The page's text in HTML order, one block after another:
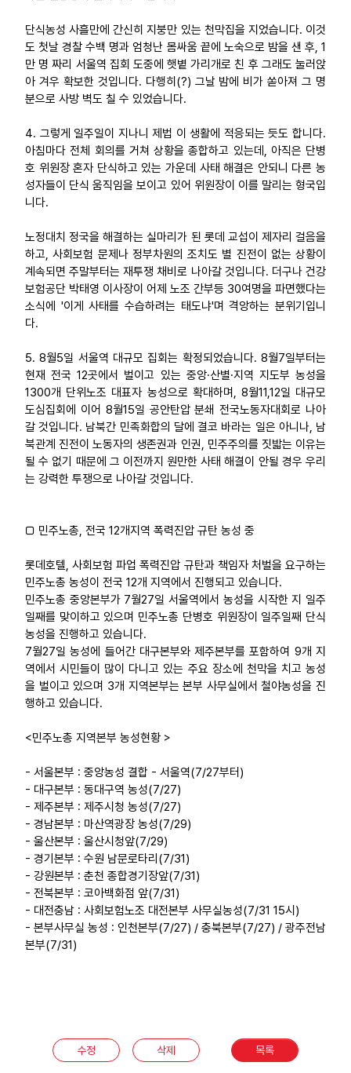
단식농성 사흘만에 간신히 지붕만 있는 천막집을 지었습니다. 이것
도 첫날 경찰 수백 명과 엄청난 몸싸움 끝에 노숙으로 밤을 샌 후, 1
만 명 짜리 서울역 집회 도중에 햇볕 가리개로 친 후 그래도 눌러앉
아 겨우 확보한 것입니다. 다행히(?) 그날 밤에 비가 쏟아져 그 명
분으로 사방 벽도 칠 수 있었습니다.
4. 그렇게 일주일이 지나니 제법 이 생활에 적응되는 듯도 합니다.
아침마다 전체 회의를 거쳐 상황을 종합하고 있는데, 아직은 단병
호 위원장 혼자 단식하고 있는 가운데 사태 해결은 안되니 다른 농
성자들이 단식 움직임을 보이고 있어 위원장이 이를 말리는 형국입
니다.
노정대치 정국을 해결하는 실마리가 된 롯데 교섭이 제자리 걸음을
하고, 사회보험 문제나 정부차원의 조치도 별 진전이 없는 상황이
계속되면 주말부터는 재투쟁 채비로 나아갈 것입니다. 더구나 건강
보험공단 박태영 이사장이 어제 노조 간부등 30여명을 파면했다는
소식에 '이게 사태를 수습하려는 태도냐'며 격앙하는 분위기입니
다.
5. 8월5일 서울역 대규모 집회는 확정되었습니다. 8월7일부터는
현재 전국 12곳에서 벌이고 있는 중앙·산별·지역 지도부 농성을
1300개 단위노조 대표자 농성으로 확대하며, 8월11,12일 대규모
도심집회에 이어 8월15일 공안탄압 분쇄 전국노동자대회로 나아
갈 것입니다. 남북간 민족화합의 달에 결코 바라는 일은 아니나, 남
북관계 진전이 노동자의 생존권과 인권, 민주주의를 짓밟는 이유는
될 수 없기 때문에 그 이전까지 원만한 사태 해결이 안될 경우 우리
는 강력한 투쟁으로 나아갈 것입니다.
□ 민주노총, 전국 12개지역 폭력진압 규탄 농성 중
롯데호텔, 사회보험 파업 폭력진압 규탄과 책임자 처벌을 요구하는
민주노총 농성이 전국 12개 지역에서 진행되고 있습니다.
민주노총 중앙본부가 7월27일 서울역에서 농성을 시작한 지 일주
일째를 맞이하고 있으며 민주노총 단병호 위원장이 일주일째 단식
농성을 진행하고 있습니다.
7월27일 농성에 들어간 대구본부와 제주본부를 포함하여 9개 지
역에서 시민들이 많이 다니고 있는 주요 장소에 천막을 치고 농성
을 벌이고 있으며 3개 지역본부는 본부 사무실에서 철야농성을 진
행하고 있습니다.
<민주노총 지역본부 농성현황 >
- 서울본부 : 중앙농성 결합 - 서울역(7/27부터)
- 대구본부 : 동대구역 농성(7/27)
- 제주본부 : 제주시청 농성(7/27)
- 경남본부 : 마산역광장 농성(7/29)
- 울산본부 : 울산시청앞(7/29)
- 경기본부 : 수원 남문로타리(7/31)
- 강원본부 : 춘천 종합경기장앞(7/31)
- 전북본부 : 코아백화점 앞(7/31)
- 대전충남 : 사회보험노조 대전본부 사무실농성(7/31 15시)
- 본부사무실 농성 : 인천본부(7/27) / 충북본부(7/27) / 광주전남
본부(7/31)
수정 삭제 목록